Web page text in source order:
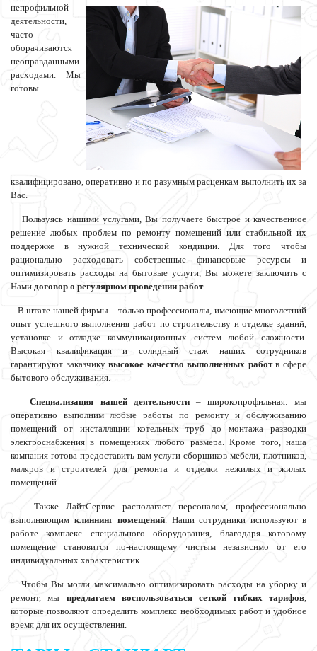
непрофильной
деятельности,
часто
оборачиваются
неоправданными
расходами. Мы
готовы
квалифицировано, оперативно и по разумным расценкам выполнить их за
Вас.
Пользуясь нашими услугами, Вы получаете быстрое и качественное
решение любых проблем по ремонту помещений или стабильной их
поддержке в нужной технической кондиции. Для того чтобы
рационально расходовать собственные финансовые ресурсы и
оптимизировать расходы на бытовые услуги, Вы можете заключить с
Нами договор о регулярном проведении работ.
В штате нашей фирмы – только профессионалы, имеющие многолетний
опыт успешного выполнения работ по строительству и отделке зданий,
установке и отладке коммуникационных систем любой сложности.
Высокая квалификация и солидный стаж наших сотрудников
гарантируют заказчикувысокое качество выполненных работв сфере
бытового обслуживания.
Специализация нашей деятельности– широкопрофильная: мы
оперативно выполним любые работы по ремонту и обслуживанию
помещений от инсталляции котельных труб до монтажа разводки
электроснабжения в помещениях любого размера. Кроме того, наша
компания готова предоставить вам услуги сборщиков мебели, плотников,
маляров и строителей для ремонта и отделки нежилых и жилых
помещений.
Также ЛайтСервис располагает персоналом, профессионально
выполняющим клиннинг помещений. Наши сотрудники используют в
работе комплекс специального оборудования, благодаря которому
помещение становится по-настоящему чистым независимо от его
индивидуальных характеристик.
Чтобы Вы могли максимально оптимизировать расходы на уборку и
ремонт, мы предлагаем воспользоваться сеткой гибких тарифов,
которые позволяют определить комплекс необходимых работ и удобное
время для их осуществления.